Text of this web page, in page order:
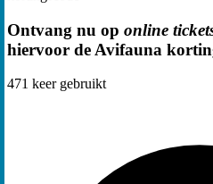
Ontvang nu op online
hiervoor de Avifauna
471 keer gebruikt